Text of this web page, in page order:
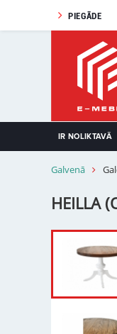
PIEGĀDE
IR NOLIKTAVĀ
Galvenā
HEILLA